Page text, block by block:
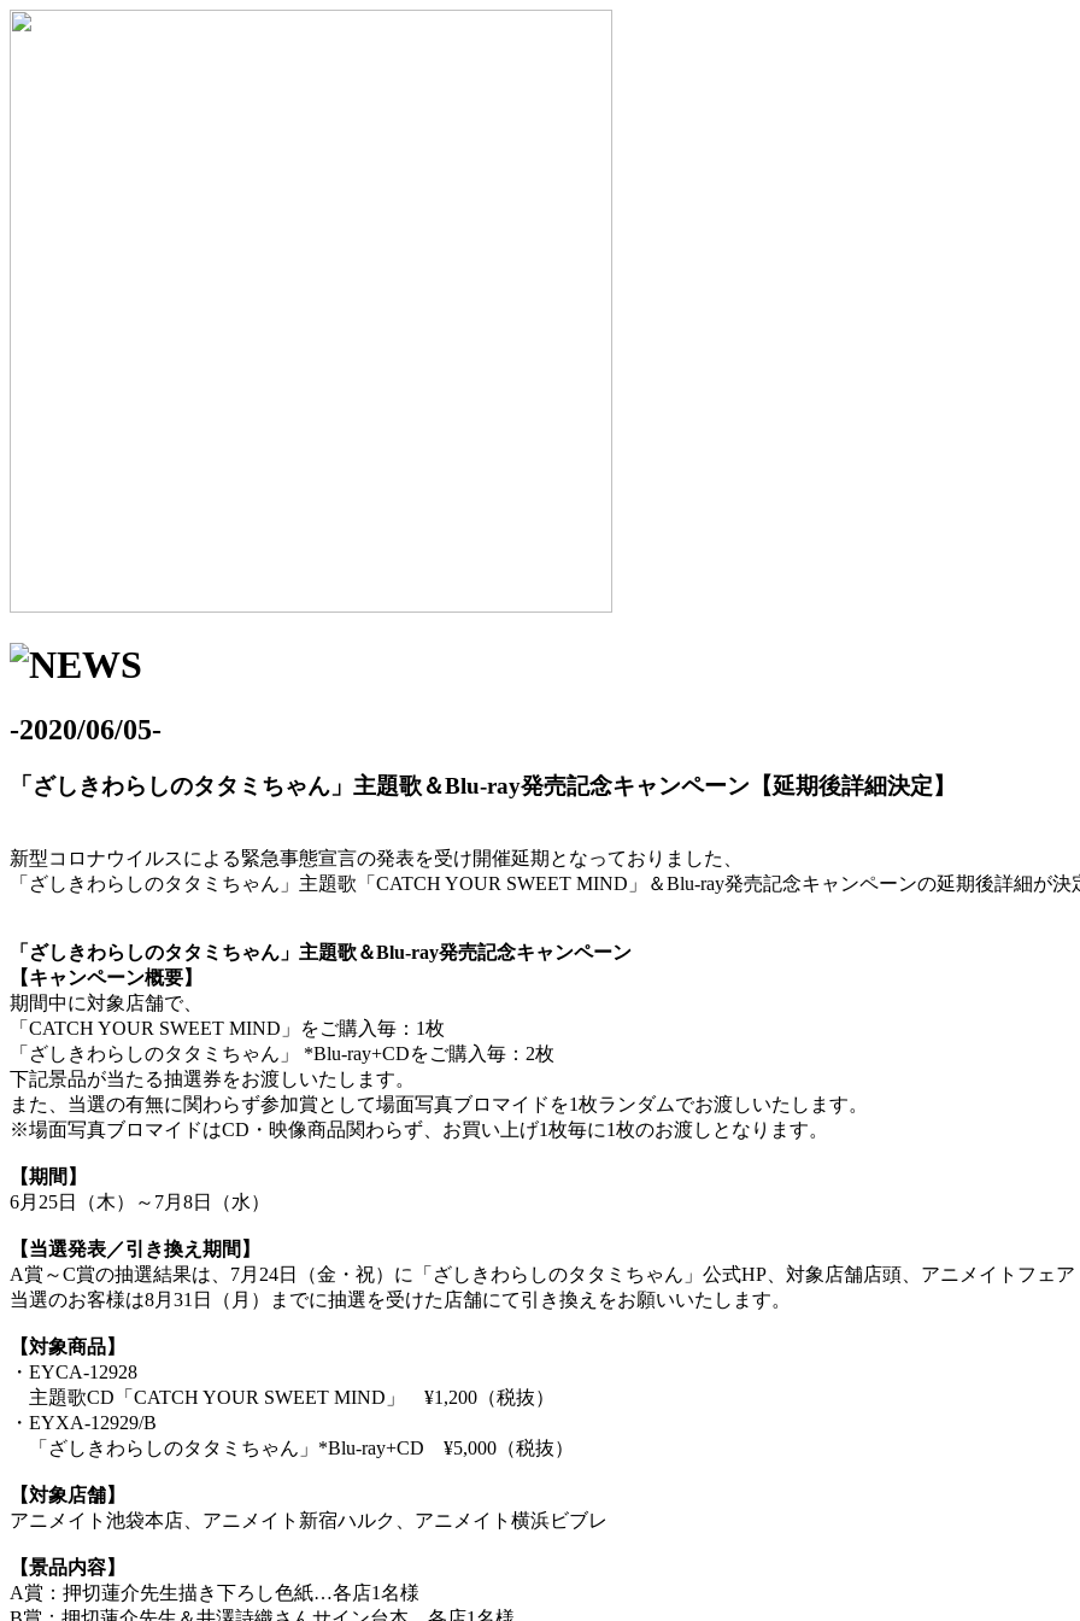
-2020/06/05-
「ざしきわらしのタタミちゃん」主題歌＆Blu-ray発売記念キャンペーン【延期後詳細決定】
新型コロナウイルスによる緊急事態宣言の発表を受け開催延期となっておりました、
「ざしきわらしのタタミちゃん」主題歌「CATCH YOUR SWEET MIND」＆Blu-ray発売記念キャンペーンの延期後詳細が決
「ざしきわらしのタタミちゃん」主題歌＆Blu-ray発売記念キャンペーン
【キャンペーン概要】
期間中に対象店舗で、
「CATCH YOUR SWEET MIND」をご購入毎：1枚
「ざしきわらしのタタミちゃん」 *Blu-ray+CDをご購入毎：2枚
下記景品が当たる抽選券をお渡しいたします。
また、当選の有無に関わらず参加賞として場面写真ブロマイドを1枚ランダムでお渡しいたします。
※場面写真ブロマイドはCD・映像商品関わらず、お買い上げ1枚毎に1枚のお渡しとなります。
【期間】
6月25日（木）～7月8日（水）
【当選発表／引き換え期間】
A賞～C賞の抽選結果は、7月24日（金・祝）に「ざしきわらしのタタミちゃん」公式HP、対象店舗店頭、アニメイトフェア
当選のお客様は8月31日（月）までに抽選を受けた店舗にて引き換えをお願いいたします。
【対象商品】
・EYCA-12928
主題歌CD「CATCH YOUR SWEET MIND」 ¥1,200（税抜）
・EYXA-12929/B
「ざしきわらしのタタミちゃん」*Blu-ray+CD ¥5,000（税抜）
【対象店舗】
アニメイト池袋本店、アニメイト新宿ハルク、アニメイト横浜ビブレ
【景品内容】
A賞：押切蓮介先生描き下ろし色紙…各店1名様